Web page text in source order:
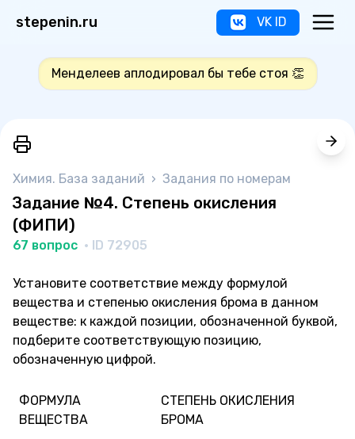
stepenin.ru VK ID
Менделеев аплодировал бы тебе стоя 👏
Химия. База заданий › Задания по номерам
Задание №4. Степень окисления
(ФИПИ)
67 вопрос · ID 72905
Установите соответствие между формулой
вещества и степенью окисления брома в данном
веществе: к каждой позиции, обозначенной буквой,
подберите соответствующую позицию,
обозначенную цифрой.
ФОРМУЛА
ВЕЩЕСТВА
СТЕПЕНЬ ОКИСЛЕНИЯ
БРОМА